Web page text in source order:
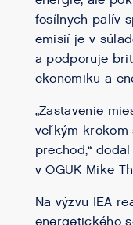
fosílnych palív
emisií je v
a podporuje
ekonomiku a
„Zastavenie
veľkým krokom
prechod,“
v OGUK Mike
Na výzvu IEA